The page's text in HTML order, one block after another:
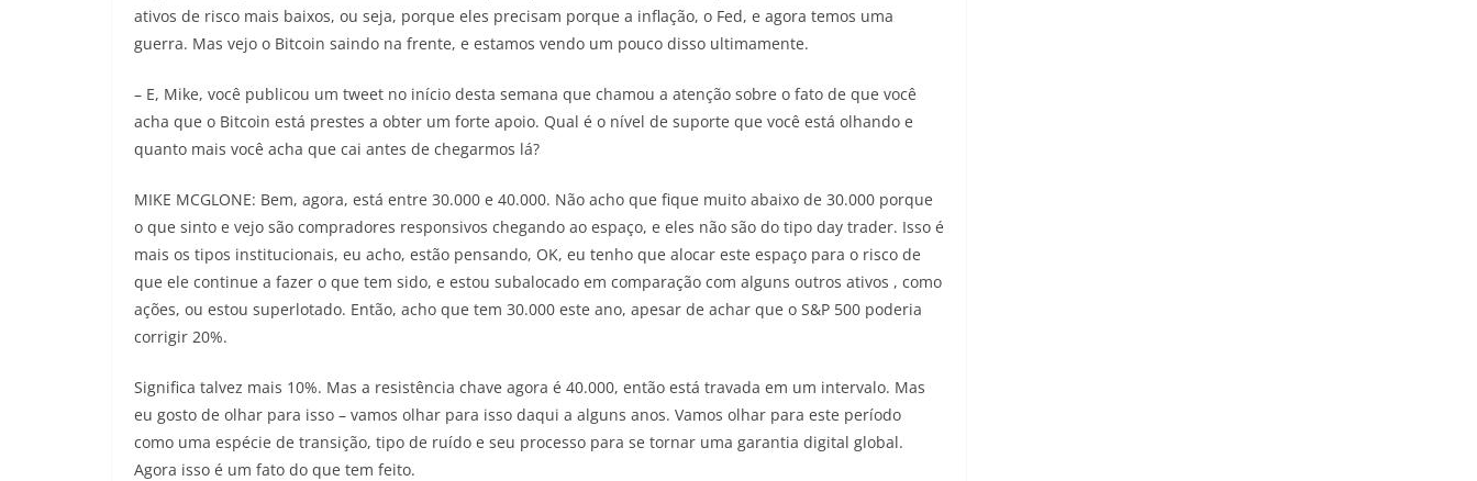
ativos de risco mais baixos, ou seja, porque eles precisam porque a inflação, o Fed, e agora temos uma
guerra. Mas vejo o Bitcoin saindo na frente, e estamos vendo um pouco disso ultimamente.
– E, Mike, você publicou um tweet no início desta semana que chamou a atenção sobre o fato de que você
acha que o Bitcoin está prestes a obter um forte apoio. Qual é o nível de suporte que você está olhando e
quanto mais você acha que cai antes de chegarmos lá?
MIKE MCGLONE: Bem, agora, está entre 30.000 e 40.000. Não acho que fique muito abaixo de 30.000 porque
o que sinto e vejo são compradores responsivos chegando ao espaço, e eles não são do tipo day trader. Isso é
mais os tipos institucionais, eu acho, estão pensando, OK, eu tenho que alocar este espaço para o risco de
que ele continue a fazer o que tem sido, e estou subalocado em comparação com alguns outros ativos , como
ações, ou estou superlotado. Então, acho que tem 30.000 este ano, apesar de achar que o S&P 500 poderia
corrigir 20%.
Significa talvez mais 10%. Mas a resistência chave agora é 40.000, então está travada em um intervalo. Mas
eu gosto de olhar para isso – vamos olhar para isso daqui a alguns anos. Vamos olhar para este período
como uma espécie de transição, tipo de ruído e seu processo para se tornar uma garantia digital global.
Agora isso é um fato do que tem feito.